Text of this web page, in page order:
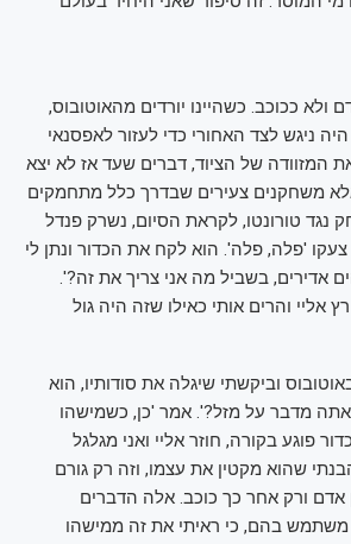
ולא ככוכב. כשהיינו יורדים מהאוטובוס,
ניגש לצד האחורי כדי לעזור לאפסנאי
המזוודה של הציוד, דברים שעד אז לא יצא
משחקנים צעירים שבדרך כלל מתחמקים
טורונטו, לקראת הסיום, נשרק פנדל
אלף איש צעקו 'פלה, פלה'. הוא לקח את הכדור ונתן לי
אדירים, בשביל מה אני צריך את זה?'.
אליי והרים אותי כאילו שזה היה גול
וביקשתי שיגלה את סודותיו, הוא
מדבר על מזל?'. אמר 'כן, כשמישהו
הכדור פוגע בקורה, חוזר אליי ואני מגלגל
שהוא מקטין את עצמו, וזה רק גורם
אדם ורק אחר כך כוכב. אלה הדברים
משתמש בהם, כי ראיתי את זה ממישהו